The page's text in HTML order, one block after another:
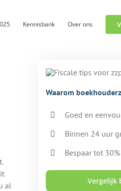
Kennisbank Over ons
al
Waarom
Goed en
Binnen 24 uur
Bespaar tot
Vergelijk